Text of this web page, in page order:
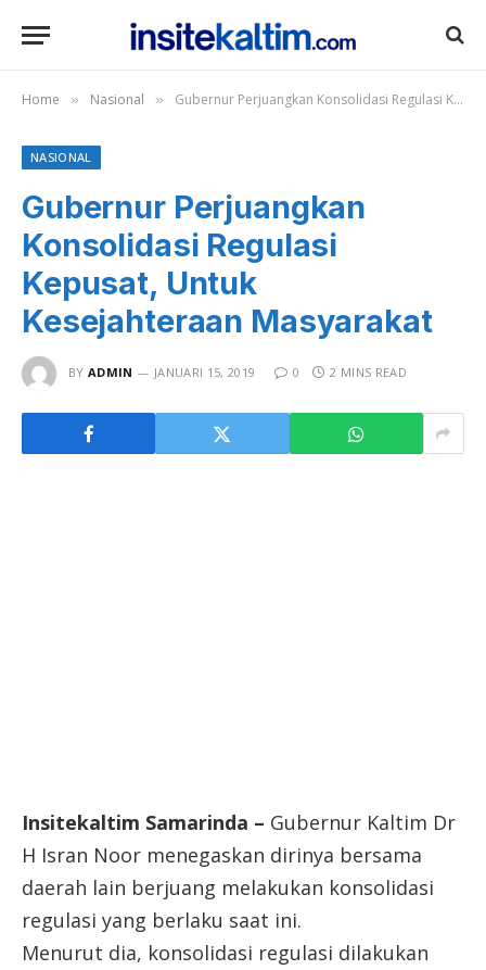
Home » Nasional » Gubernur Perjuangkan Konsolidasi Regulasi Kepusat, Untuk Kesejahteraan Masyarakat
NASIONAL
Gubernur Perjuangkan
Konsolidasi Regulasi
Kepusat, Untuk
Kesejahteraan Masyarakat
BY ADMIN JANUARI 15, 2019 0 2 MINS READ
Insitekaltim Samarinda – Gubernur Kaltim Dr
H Isran Noor menegaskan dirinya bersama
daerah lain berjuang melakukan konsolidasi
regulasi yang berlaku saat ini.
Menurut dia, konsolidasi regulasi dilakukan